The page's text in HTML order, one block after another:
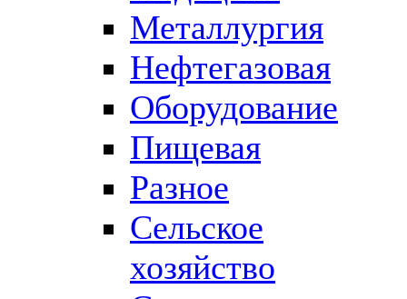
Металлургия
Нефтегазовая
Оборудование
Пищевая
Разное
Сельское
хозяйство